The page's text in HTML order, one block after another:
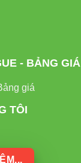
- BẢNG GIÁ
giá
TÔI